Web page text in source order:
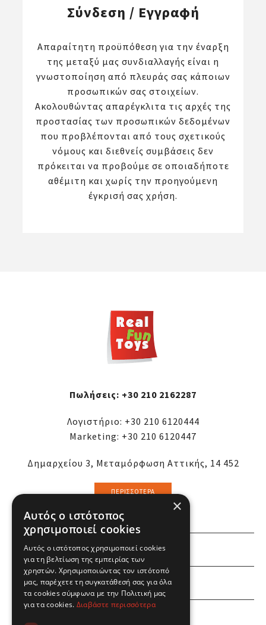
Σύνδεση / Εγγραφή
Απαραίτητη προϋπόθεση για την έναρξη
της μεταξύ μας συνδιαλλαγής είναι η
γνωστοποίηση από πλευράς σας κάποιων
προσωπικών σας στοιχείων.
Ακολουθώντας απαρέγκλιτα τις αρχές της
προστασίας των προσωπικών δεδομένων
που προβλέπονται από τους σχετικούς
νόμους και διεθνείς συμβάσεις δεν
πρόκειται να προβούμε σε οποιαδήποτε
αθέμιτη και χωρίς την προηγούμενη
έγκρισή σας χρήση.
Πωλήσεις: +30 210 2162287
Λογιστήριο: +30 210 6120444
Marketing: +30 210 6120447
Δημαρχείου 3, Μεταμόρφωση Αττικής, 14 452
ΠΕΡΙΣΣΌΤΕΡΑ
ΕΜΕΙΣ
ΕΣΕΙΣ
×
Αυτός ο ιστότοπος
χρησιμοποιεί cookies
Αυτός ο ιστότοπος χρησιμοποιεί cookies
για τη βελτίωση της εμπειρίας των
χρηστών. Χρησιμοποιώντας τον ιστότοπό
μας, παρέχετε τη συγκατάθεσή σας για όλα
τα cookies σύμφωνα με την Πολιτική μας
για τα cookies. Διαβάστε περισσότερα